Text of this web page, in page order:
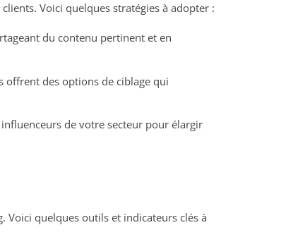
Voici quelques stratégies à adopter :
du contenu pertinent et en
offrent des options de ciblage qui
de votre secteur pour élargir
Voici quelques outils et indicateurs clés à